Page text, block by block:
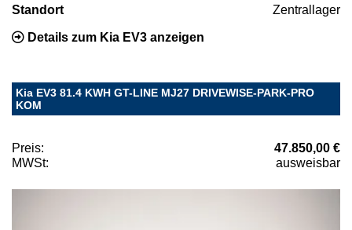
Standort Zentrallager
Details zum Kia EV3 anzeigen
Kia EV3 81.4 KWH GT-LINE MJ27 DRIVEWISE-PARK-PRO
KOM
Preis:
47.850,00 €
MWSt:
ausweisbar